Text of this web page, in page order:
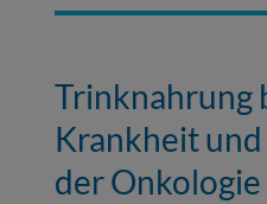
Trinknahrung
Krankheit und
der Onkologie